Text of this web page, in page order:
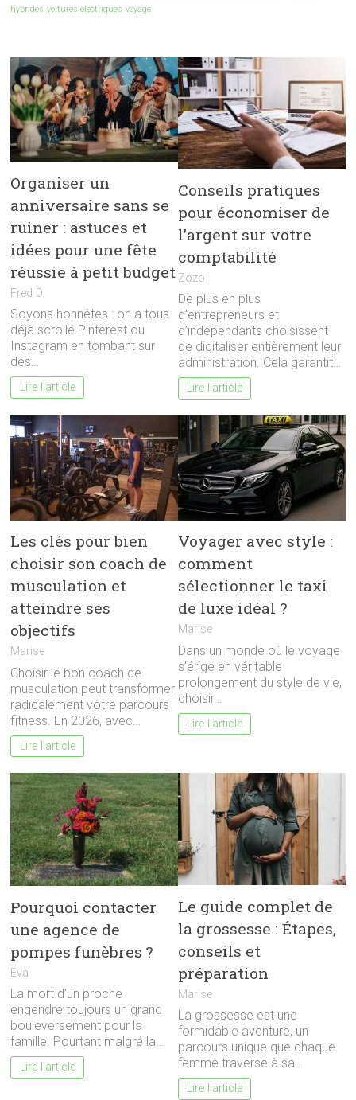
hybrides voitures électriques voyage
Organiser un
anniversaire sans se
ruiner : astuces et
idées pour une fête
réussie à petit budget
Fred D.
Soyons honnêtes : on a tous
déjà scrollé Pinterest ou
Instagram en tombant sur
des…
Lire l'article
Conseils pratiques
pour économiser de
l’argent sur votre
comptabilité
Zozo
De plus en plus
d’entrepreneurs et
d’indépendants choisissent
de digitaliser entièrement leur
administration. Cela garantit…
Lire l'article
Les clés pour bien
choisir son coach de
musculation et
atteindre ses
objectifs
Marise
Choisir le bon coach de
musculation peut transformer
radicalement votre parcours
fitness. En 2026, avec…
Lire l'article
Voyager avec style :
comment
sélectionner le taxi
de luxe idéal ?
Marise
Dans un monde où le voyage
s’érige en véritable
prolongement du style de vie,
choisir…
Lire l'article
Pourquoi contacter
une agence de
pompes funèbres ?
Eva
La mort d’un proche
engendre toujours un grand
bouleversement pour la
famille. Pourtant malgré la…
Lire l'article
Le guide complet de
la grossesse : Étapes,
conseils et
préparation
Marise
La grossesse est une
formidable aventure, un
parcours unique que chaque
femme traverse à sa…
Lire l'article